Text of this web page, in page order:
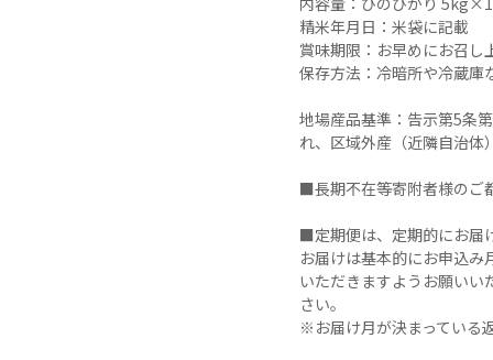
精米年月日：米袋に記載
賞味期限：お早めにお召し
保存方法：冷暗所や冷蔵庫
地場産品基準：告示第5条
れ、区域外産（近隣自治体
■長期不在等寄附者様のご
■定期便は、定期的にお届
お届けは基本的にお申込
いただきますようお願い
さい。
※お届け月が決まっている